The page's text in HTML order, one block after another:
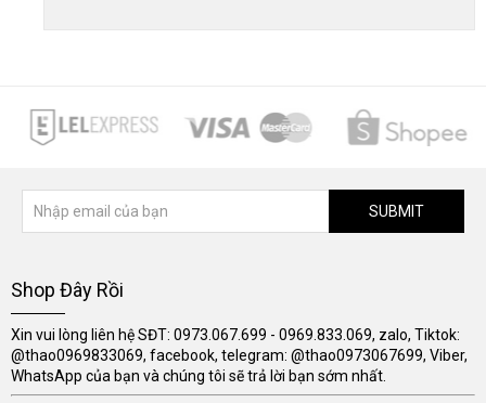
SUBMIT
Shop Đây Rồi
Xin vui lòng liên hệ SĐT: 0973.067.699 - 0969.833.069, zalo, Tiktok:
@thao0969833069, facebook, telegram: @thao0973067699, Viber,
WhatsApp của bạn và chúng tôi sẽ trả lời bạn sớm nhất.